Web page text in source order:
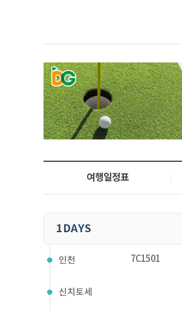
여행일정표
1DAYS
인천 7C1501
신치토세